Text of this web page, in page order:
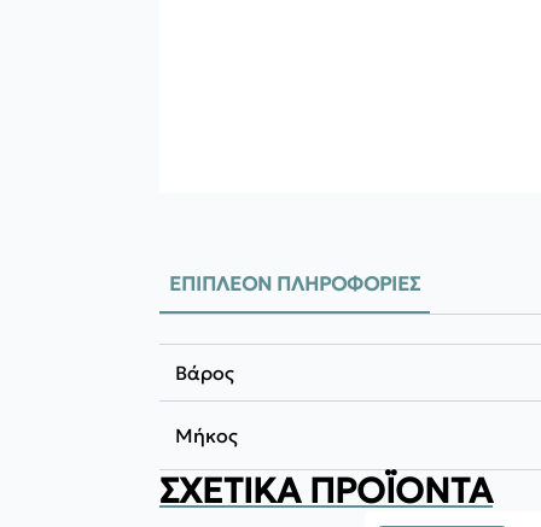
ΕΠΙΠΛΈΟΝ ΠΛΗΡΟΦΟΡΊΕΣ
Βάρος
Μήκος
ΣΧΕΤΙΚΆ ΠΡΟΪΌΝΤΑ